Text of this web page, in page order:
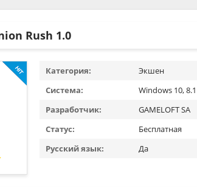
Rush 1.0
Категория:
Экшен
Система:
Windows 10, 8.1
Разработчик:
GAMELOFT SA
Статус:
Бесплатная
Русский язык:
Да